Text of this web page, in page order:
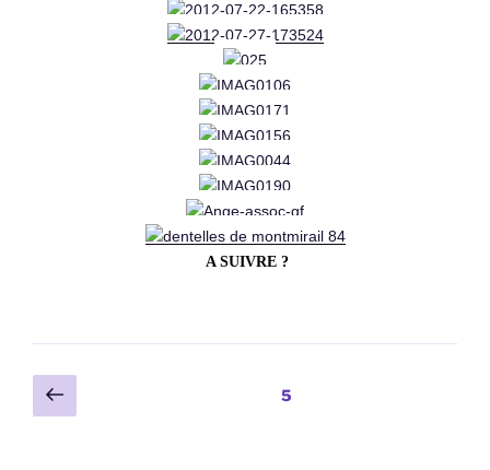
A SUIVRE ?
Pagination
des
Page
précédente
Page5